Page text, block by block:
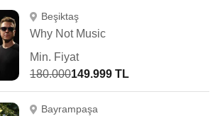
Beşiktaş
Why Not Music
Min. Fiyat
180.000149.999 TL
Bayrampaşa